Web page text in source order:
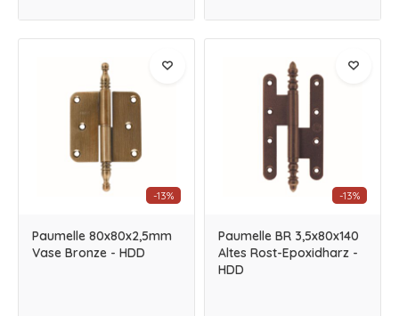
-13%
Paumelle 80x80x2,5mm
Vase Bronze - HDD
-13%
Paumelle BR 3,5x80x140
Altes Rost-Epoxidharz -
HDD